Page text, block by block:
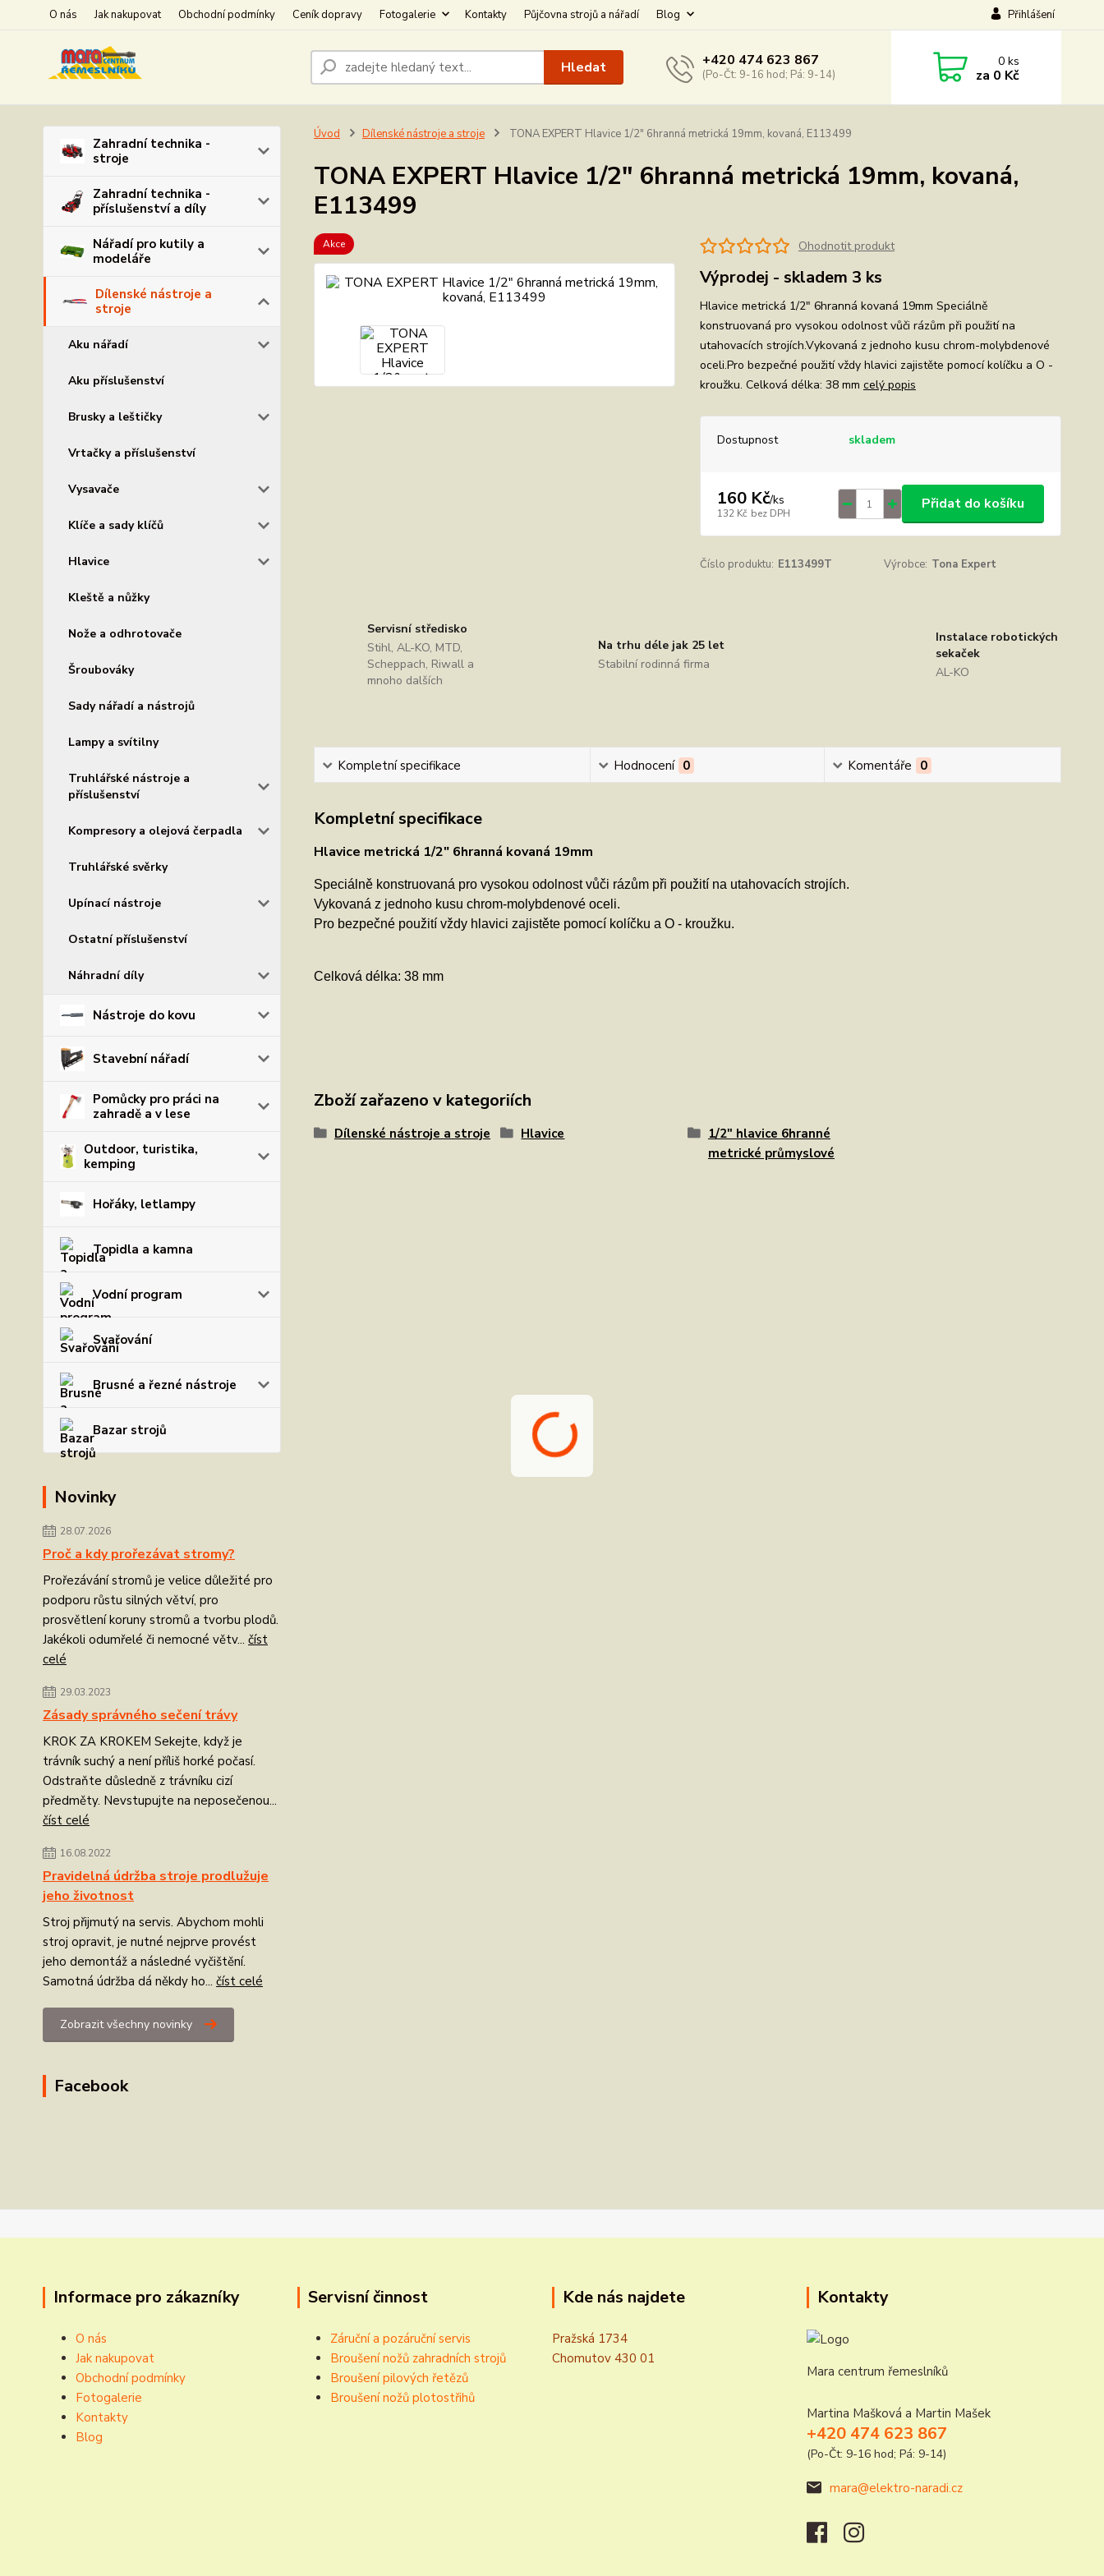
O nás Jak nakupovat Obchodní podmínky Ceník dopravy Fotogalerie Kontakty Půjčovna strojů a nářadí Blog Přihlášení
Hledat +420 474 623 867
(Po-Čt: 9-16 hod; Pá: 9-14)
0ks
za 0 Kč
Zahradní technika -
stroje
Zahradní technika -
příslušenství a díly
Nářadí pro kutily a
modeláře
Dílenské nástroje a
stroje
Aku nářadí
Aku příslušenství
Brusky a leštičky
Vrtačky a příslušenství
Vysavače
Klíče a sady klíčů
Hlavice
Kleště a nůžky
Nože a odhrotovače
Šroubováky
Sady nářadí a nástrojů
Lampy a svítilny
Truhlářské nástroje a
příslušenství
Kompresory a olejová čerpadla
Truhlářské svěrky
Upínací nástroje
Ostatní příslušenství
Náhradní díly
Nástroje do kovu
Stavební nářadí
Pomůcky pro práci na
zahradě a v lese
Outdoor, turistika,
kemping
Hořáky, letlampy
Topidla a kamna
Vodní program
Svařování
Brusné a řezné nástroje
Bazar strojů
Novinky
28.07.2026
Proč a kdy prořezávat stromy?
Prořezávání stromů je velice důležité pro
podporu růstu silných větví, pro
prosvětlení koruny stromů a tvorbu plodů.
Jakékoli odumřelé či nemocné větv... číst
celé
29.03.2023
Zásady správného sečení trávy
KROK ZA KROKEM Sekejte, když je
trávník suchý a není příliš horké počasí.
Odstraňte důsledně z trávníku cizí
předměty. Nevstupujte na neposečenou...
číst celé
16.08.2022
Pravidelná údržba stroje prodlužuje
jeho životnost
Stroj přijmutý na servis. Abychom mohli
stroj opravit, je nutné nejprve provést
jeho demontáž a následné vyčištění.
Samotná údržba dá někdy ho... číst celé
Zobrazit všechny novinky
Facebook
Úvod Dílenské nástroje a stroje TONA EXPERT Hlavice 1/2" 6hranná metrická 19mm, kovaná, E113499
TONA EXPERT Hlavice 1/2" 6hranná metrická 19mm, kovaná,
E113499
Akce Ohodnotit produkt
Výprodej - skladem 3 ks
Hlavice metrická 1/2" 6hranná kovaná 19mm Speciálně
konstruovaná pro vysokou odolnost vůči rázům při použití na
utahovacích strojích.Vykovaná z jednoho kusu chrom-molybdenové
oceli.Pro bezpečné použití vždy hlavici zajistěte pomocí kolíčku a O -
kroužku. Celková délka: 38 mm celý popis
Dostupnost skladem
160 Kč/ks
132 Kč bez DPH
Přidat do košíku
Číslo produktu: E113499T Výrobce: Tona Expert
Servisní středisko
Stihl, AL-KO, MTD,
Scheppach, Riwall a
mnoho dalších
Na trhu déle jak 25 let
Stabilní rodinná firma
Instalace robotických
sekaček
AL-KO
Kompletní specifikace Hodnocení 0 Komentáře 0
Kompletní specifikace
Hlavice metrická 1/2" 6hranná kovaná 19mm
Speciálně konstruovaná pro vysokou odolnost vůči rázům při použití na utahovacích strojích.
Vykovaná z jednoho kusu chrom-molybdenové oceli.
Pro bezpečné použití vždy hlavici zajistěte pomocí kolíčku a O - kroužku.
Celková délka: 38 mm
Zboží zařazeno v kategoriích
Dílenské nástroje a stroje Hlavice
1/2" hlavice 6hranné
metrické průmyslové
Informace pro zákazníky
O nás
Jak nakupovat
Obchodní podmínky
Fotogalerie
Kontakty
Blog
Servisní činnost
Záruční a pozáruční servis
Broušení nožů zahradních strojů
Broušení pilových řetězů
Broušení nožů plotostřihů
Kde nás najdete
Pražská 1734
Chomutov 430 01
Kontakty
Mara centrum řemeslníků
Martina Mašková a Martin Mašek
+420 474 623 867
(Po-Čt: 9-16 hod; Pá: 9-14)
mara@elektro-naradi.cz